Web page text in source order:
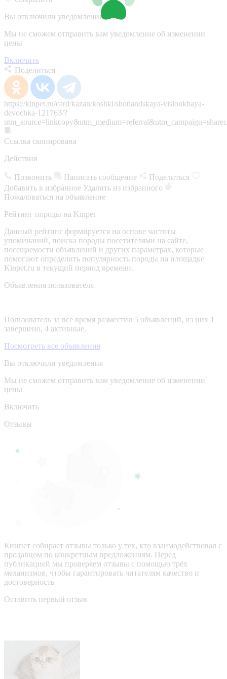
Вы отключили уведомления
Мы не сможем отправить вам уведомление об изменении
цены
Включить
Поделиться
https://kinpet.ru/card/kazan/koshki/shotlandskaya-visloukhaya-
devochka-121763/?
Ссылка скопирована
Действия
Позвонить Написать сообщение
Поделиться
Добавить в избранное Удалить из избранного
Пожаловаться на объявление
Рейтинг породы на Kinpet
Данный рейтинг формируется на основе частоты
упоминаний, поиска породы посетителями на сайте,
посещаемости объявлений и других параметрах, которые
помогают определить популярность породы на площадке
Kinpet.ru в текущий период времени.
Объявления пользователя
Пользователь за все время разместил 5 объявлений, из них 1
завершено, 4 активные.
Посмотреть все объявления
Вы отключили уведомления
Мы не сможем отправить вам уведомление об изменении
цены
Включить
Отзывы
Кинпет собирает отзывы только у тех, кто взаимодействовал с
продавцом по конкретным предложениям. Перед
публикацией мы проверяем отзывы с помощью трёх
механизмов, чтобы гарантировать читателям качество и
достоверность
Оставить первый отзыв